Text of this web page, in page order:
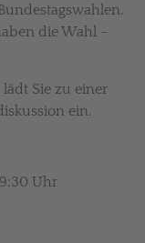
die Wahl –
Sie zu einer
ein.
Uhr